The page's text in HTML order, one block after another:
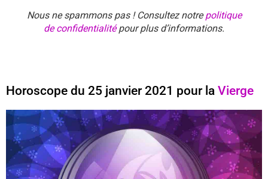
Nous ne spammons pas ! Consultez notrepolitique
de confidentialitépour plus d’informations.
Horoscope du 25 janvier 2021 pour la Vierge